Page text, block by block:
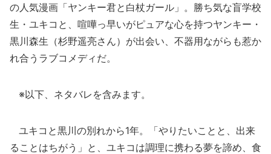
の人気漫画「ヤンキー君と白杖ガール」。勝ち気な盲学校
生・ユキコと、喧嘩っ早いがピュアな心を持つヤンキー・
黒川森生（杉野遥亮さん）が出会い、不器用ながらも惹か
れ合うラブコメディだ。
※以下、ネタバレを含みます。
ユキコと黒川の別れから1年。「やりたいことと、出来
ることはちがう」と、ユキコは調理に携わる夢を諦め、食